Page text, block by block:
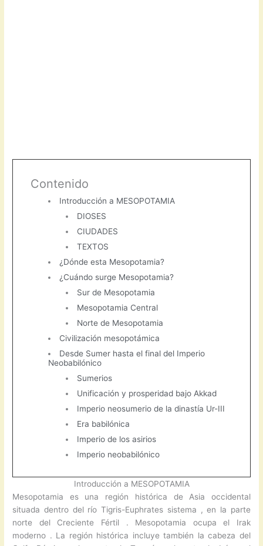
Contenido
Introducción a MESOPOTAMIA
DIOSES
CIUDADES
TEXTOS
¿Dónde esta Mesopotamia?
¿Cuándo surge Mesopotamia?
Sur de Mesopotamia
Mesopotamia Central
Norte de Mesopotamia
Civilización mesopotámica
Desde Sumer hasta el final del Imperio
Neobabilónico
Sumerios
Unificación y prosperidad bajo Akkad
Imperio neosumerio de la dinastía Ur-III
Era babilónica
Imperio de los asirios
Imperio neobabilónico
Introducción a MESOPOTAMIA
Mesopotamia es una región histórica de Asia occidental
situada dentro del río Tigris-Euphrates sistema , en la parte
norte del Creciente Fértil . Mesopotamia ocupa el Irak
moderno . La región histórica incluye también la cabeza del